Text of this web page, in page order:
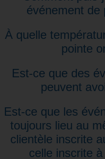
événement de
À quelle
pointe
Est-ce que des
peuvent
Est‑ce que les
toujours lieu au
clientèle inscrite
celle inscrite